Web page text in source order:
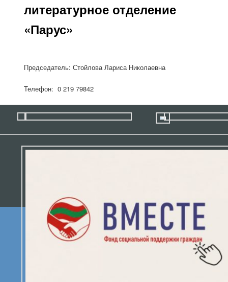
литературное отделение
«Парус»
Председатель: Стойлова Лариса Николаевна
Телефон:0 219 79842